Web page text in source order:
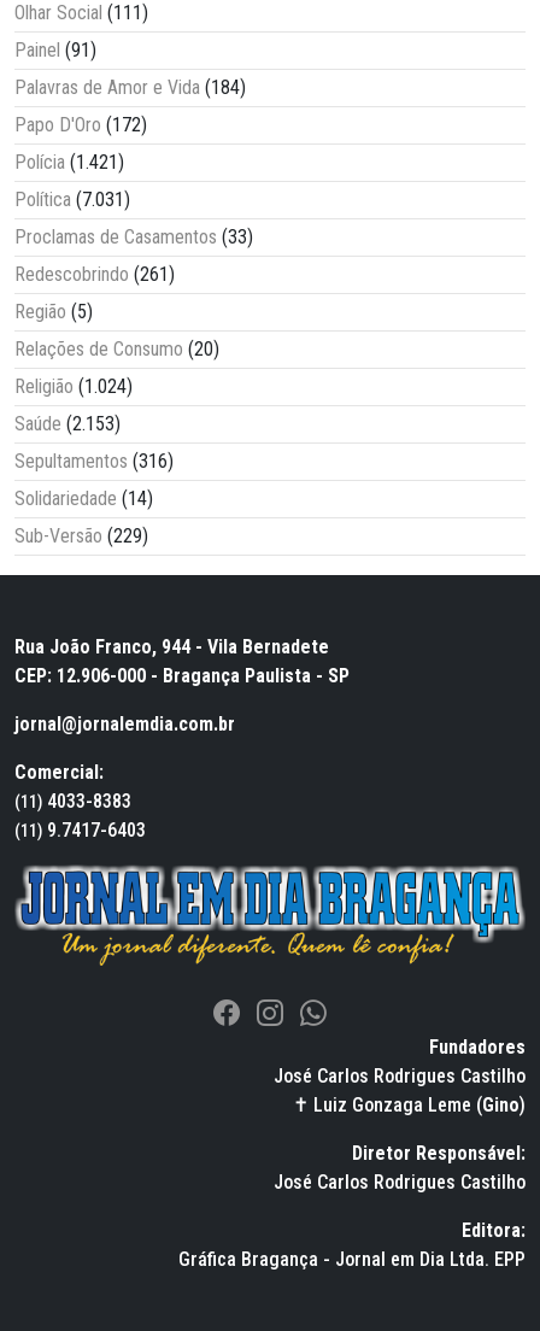
Olhar Social (111)
Painel (91)
Palavras de Amor e Vida (184)
Papo D'Oro (172)
Polícia (1.421)
Política (7.031)
Proclamas de Casamentos (33)
Redescobrindo (261)
Região (5)
Relações de Consumo (20)
Religião (1.024)
Saúde (2.153)
Sepultamentos (316)
Solidariedade (14)
Sub-Versão (229)
Rua João Franco, 944 - Vila Bernadete
CEP: 12.906-000 - Bragança Paulista - SP
jornal@jornalemdia.com.br
Comercial:
(11) 4033-8383
(11) 9.7417-6403
Fundadores
José Carlos Rodrigues Castilho
✝ Luiz Gonzaga Leme (Gino)
Diretor Responsável:
José Carlos Rodrigues Castilho
Editora:
Gráfica Bragança - Jornal em Dia Ltda. EPP